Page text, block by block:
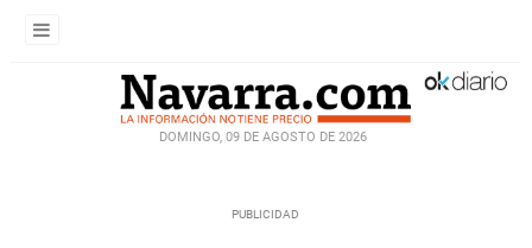
DOMINGO, 09 DE AGOSTO DE 2026